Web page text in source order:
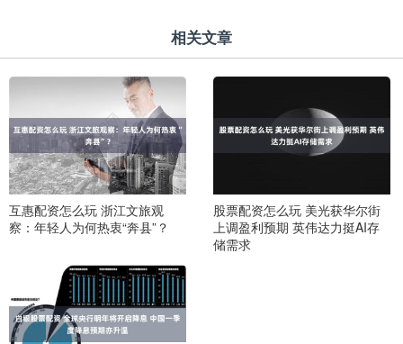
相关文章
互惠配资怎么玩 浙江文旅观
察：年轻人为何热衷“奔县”？
股票配资怎么玩 美光获华尔街
上调盈利预期 英伟达力挺AI存
储需求